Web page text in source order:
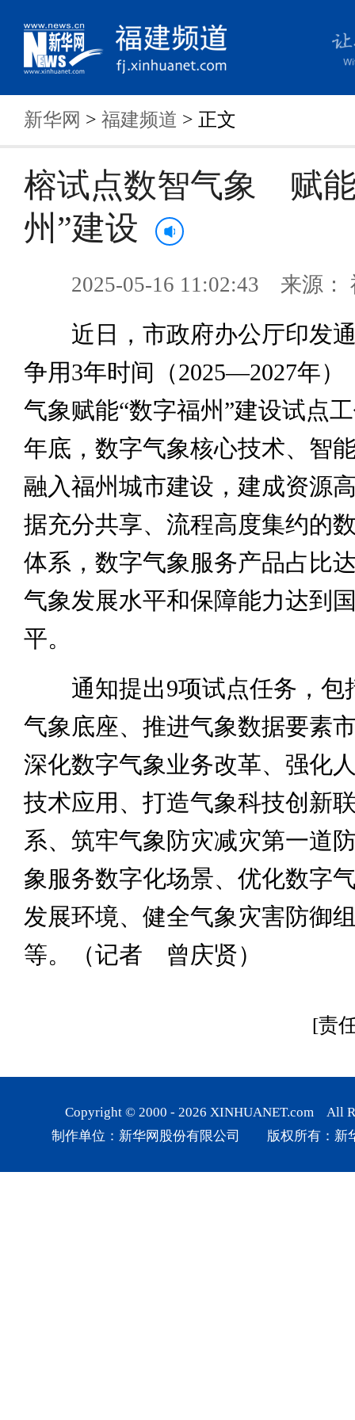
新华网 > 福建频道 > 正文
榕试点数智气象 赋
州”建设
2025-05-16 11:02:43 来源：
近日，市政府办公厅印发通
争用3年时间（2025—2027年）
气象赋能“数字福州”建设试点
年底，数字气象核心技术、智
融入福州城市建设，建成资源
据充分共享、流程高度集约的
体系，数字气象服务产品占比
气象发展水平和保障能力达到
平。
通知提出9项试点任务，包
气象底座、推进气象数据要素
深化数字气象业务改革、强化
技术应用、打造气象科技创新
系、筑牢气象防灾减灾第一道
象服务数字化场景、优化数字
发展环境、健全气象灾害防御
等。（记者 曾庆贤）
[责
Copyright © 2000 - 2026 XINHUANET.com All
制作单位：新华网股份有限公司 版权所有：新